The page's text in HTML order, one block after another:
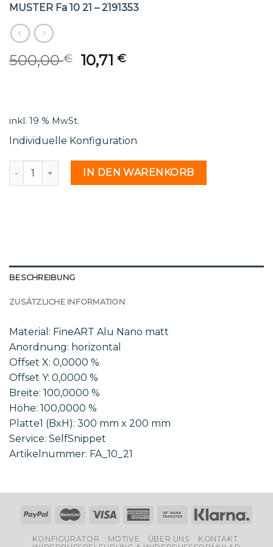
MUSTER Fa 10 21 – 2191353
500,00€
Original
price
10,71€Current
inkl. 19 % MwSt.
Individuelle Konfiguration
MUSTER Fa 10 21 - 2191353 Menge
IN DEN WARENKORB
BESCHREIBUNG
ZUSÄTZLICHE INFORMATION
Material: FineART Alu Nano matt
Anordnung: horizontal
Offset X: 0,0000 %
Offset Y: 0,0000 %
Breite: 100,0000 %
Höhe: 100,0000 %
Platte1 (BxH): 300 mm x 200 mm
Service: SelfSnippet
Artikelnummer: FA_10_21
KONFIGURATOR MOTIVE ÜBER UNS
KONTAKT